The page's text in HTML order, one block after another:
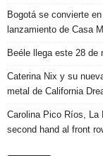
Bogotá se convierte
lanzamiento de Casa
Beéle llega este 28 de
Caterina Nix y su
metal de California
Carolina Pico Ríos, La
second hand al front